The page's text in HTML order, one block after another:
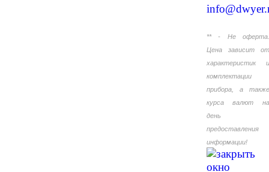
** - Не оферта.
Цена зависит от
характеристик и
комплектации
прибора, а также
курса валют на
день
предоставления
информации!